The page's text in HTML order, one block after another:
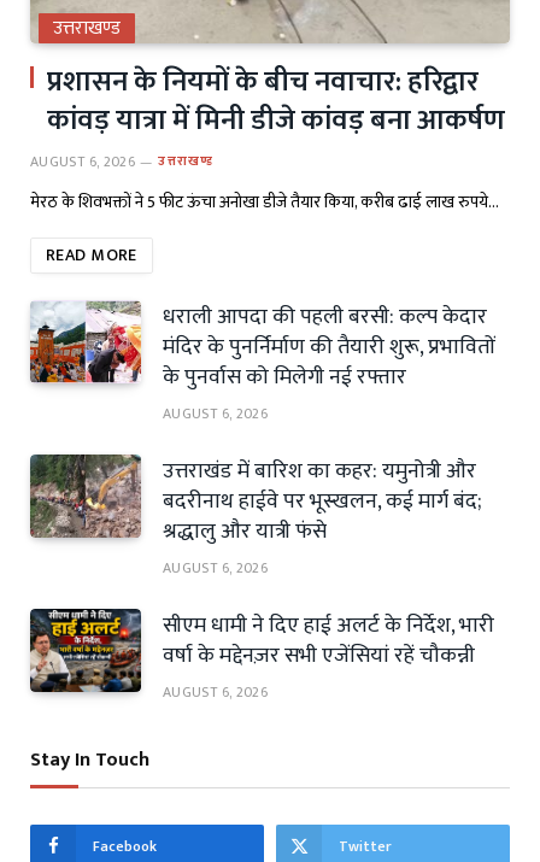
उत्तराखण्ड
प्रशासन के नियमों के बीच नवाचार: हरिद्वार
कांवड़ यात्रा में मिनी डीजे कांवड़ बना आकर्षण
AUGUST 6, 2026 उत्तराखण्ड
मेरठ के शिवभक्तों ने 5 फीट ऊंचा अनोखा डीजे तैयार किया, करीब ढाई लाख रुपये…
READ MORE
धराली आपदा की पहली बरसी: कल्प केदार
मंदिर के पुनर्निर्माण की तैयारी शुरू, प्रभावितों
के पुनर्वास को मिलेगी नई रफ्तार
AUGUST 6, 2026
उत्तराखंड में बारिश का कहर: यमुनोत्री और
बदरीनाथ हाईवे पर भूस्खलन, कई मार्ग बंद;
श्रद्धालु और यात्री फंसे
AUGUST 6, 2026
सीएम धामी ने दिए हाई अलर्ट के निर्देश, भारी
वर्षा के मद्देनज़र सभी एजेंसियां रहें चौकन्नी
AUGUST 6, 2026
Stay In Touch
Facebook Twitter